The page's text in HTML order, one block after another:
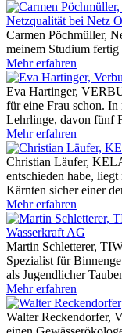
Carmen Pöchmüller,
meinem Studium
Mehr erfahren
Eva Hartinger,
für eine Frau schon.
Lehrlinge, davon fünf
Mehr erfahren
Christian Läufer,
entschieden habe,
Kärnten sicher einer
Mehr erfahren
Martin Schletterer,
Spezialist für
als Jugendlicher
Mehr erfahren
Walter Reckendorfer,